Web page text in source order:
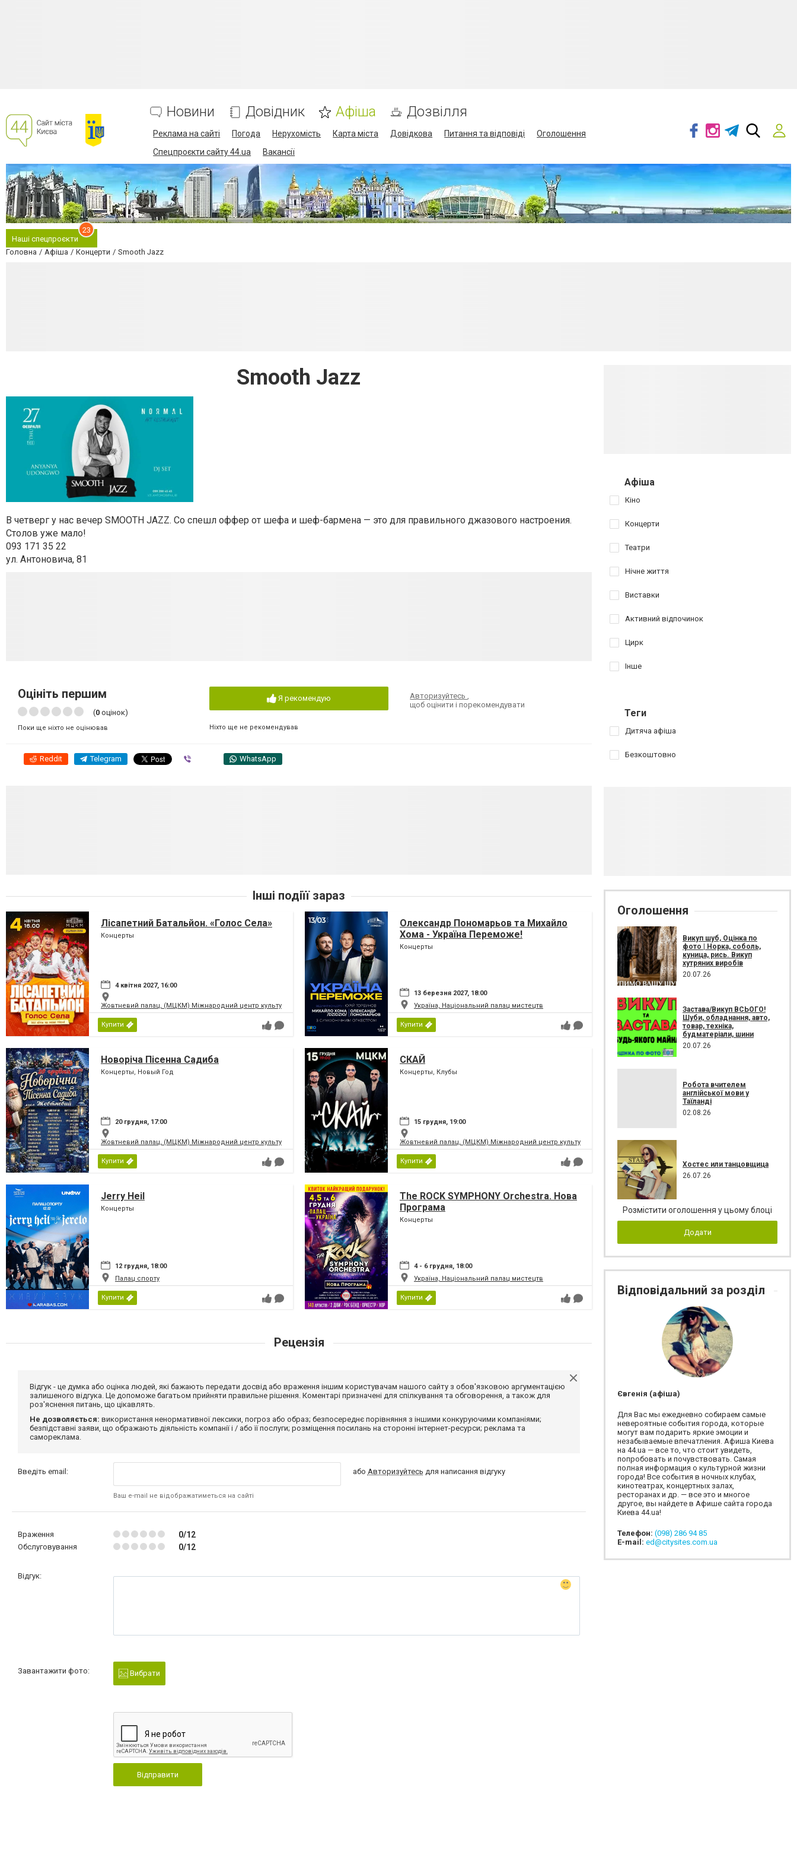
Новини Довідник Афіша Дозвілля
Реклама на сайті Погода Нерухомість Карта міста Довідкова Питання та відповіді
Оголошення
Спецпроєкти сайту 44.ua
Вакансії
Наші спецпроєкти
23
Головна Афіша Концерти Smooth Jazz
Smooth Jazz
В четверг у нас вечер SMOOTH JAZZ. Со спешл оффер от шефа и шеф-бармена — это для правильного джазового настроения.
Столов уже мало!
093 171 35 22
ул. Антоновича, 81
Оцініть першим
(0 оцінок)
Поки ще ніхто не оцінював
Я рекомендую
Ніхто ще не рекомендував
Авторизуйтесь
щоб оцінити і порекомендувати
Reddit Telegram WhatsApp
Інші подіїї зараз
Лісапетний Батальйон. «Голос Села»
Концерты
4 квітня 2027, 16:00
Жовтневий палац, (МЦКМ) Міжнародний центр культури і мистецтв Федерації профспілок України
Купити
Олександр Пономарьов та Михайло
Хома - Україна Переможе!
Концерты
13 березня 2027, 18:00
Україна, Національний палац мистецтв
Купити
Новоріча Пісенна Садиба
Концерты, Новый Год
20 грудня, 17:00
Жовтневий палац, (МЦКМ) Міжнародний центр культури і мистецтв Федерації профспілок України
Купити
СКАЙ
Концерты, Клубы
15 грудня, 19:00
Жовтневий палац, (МЦКМ) Міжнародний центр культури і мистецтв Федерації профспілок України
Купити
Jerry Heil
Концерты
12 грудня, 18:00
Палац спорту
Купити
The ROCK SYMPHONY Orchestra. Нова
Програма
Концерты
4 - 6 грудня, 18:00
Україна, Національний палац мистецтв
Купити
Рецензія
Відгук - це думка або оцінка людей, які бажають передати досвід або враження іншим користувачам нашого сайту з обов'язковою аргументацією
залишеного відгука. Це допоможе багатьом прийняти правильне рішення. Коментарі призначені для спілкування та обговорення, а також для
роз'яснення питань, що цікавлять.
Не дозволяється: використання ненормативної лексики, погроз або образ; безпосереднє порівняння з іншими конкуруючими компаніями;
безпідставні заяви, що ображають діяльність компанії і / або її послуги; розміщення посилань на сторонні інтернет-ресурси; реклама та
самореклама.
Введіть email:
Ваш e-mail не відображатиметься на сайті
або Авторизуйтесь для написання відгуку
Враження 0/12
Обслуговування 0/12
Відгук:
Завантажити фото: Вибрати
Відправити
Афіша
Кіно
Концерти
Театри
Нічне життя
Виставки
Активний відпочинок
Цирк
Інше
Теги
Дитяча афіша
Безкоштовно
Оголошення
Викуп шуб, Оцінка по
фото | Норка, соболь,
куница, рись. Викуп
хутряних виробів
20.07.26
Застава/Викуп ВСЬОГО!
Шуби, обладнання, авто,
товар, техніка,
будматеріали, шини
20.07.26
Робота вчителем
англійської мови у
Таїланді
02.08.26
Хостес или танцовщица
26.07.26
Розмістити оголошення у цьому блоці
Додати
Відповідальний за розділ
Євгенія (афіша)
Для Вас мы ежедневно собираем самые
невероятные события города, которые
могут вам подарить яркие эмоции и
незабываемые впечатления. Афиша Киева
на 44.ua — все то, что стоит увидеть,
попробовать и почувствовать. Самая
полная информация о культурной жизни
города! Все события в ночных клубах,
кинотеатрах, концертных залах,
ресторанах и др. — все это и многое
другое, вы найдете в Афише сайта города
Киева 44.ua!
Телефон: (098) 286 94 85
E-mail: ed@citysites.com.ua